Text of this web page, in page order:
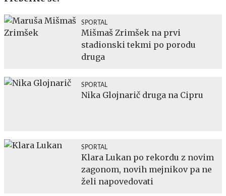
SPORTAL
Mišmaš Zrimšek na prvi
stadionski tekmi po porodu
druga
SPORTAL
Nika Glojnarič druga na Cipru
SPORTAL
Klara Lukan po rekordu z novim
zagonom, novih mejnikov pa ne
želi napovedovati